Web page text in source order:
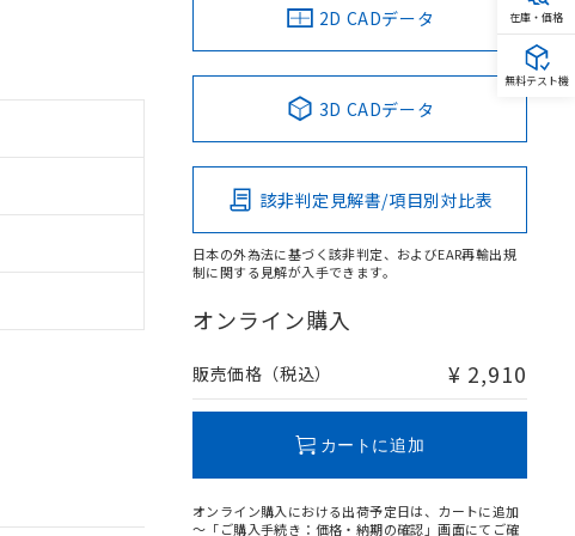
2D CADデータ
3D CADデータ
該非判定見解書/項目別対比表
日本の外為法に基づく該非判定、およびEAR再輸出規
制に関する見解が入手できます。
オンライン購入
販売価格（税込） ¥ 2,910
カートに追加
オンライン購入における出荷予定日は、カートに追加
～「ご購入手続き：価格・納期の確認」画面にてご確
在庫・価格
無料テスト機